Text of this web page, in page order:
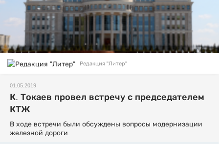
Редакция "Литер"
01.05.2019
К. Токаев провел встречу с председателем
КТЖ
В ходе встречи были обсуждены вопросы модернизации
железной дороги.